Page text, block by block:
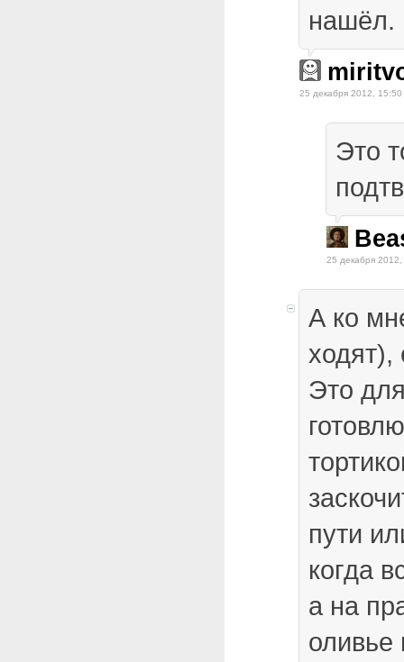
нашёл.
25 декабря 2012, 15:50
Это
25 декабря
А ко
ходят),
Это
пути
когда
а на
оливье